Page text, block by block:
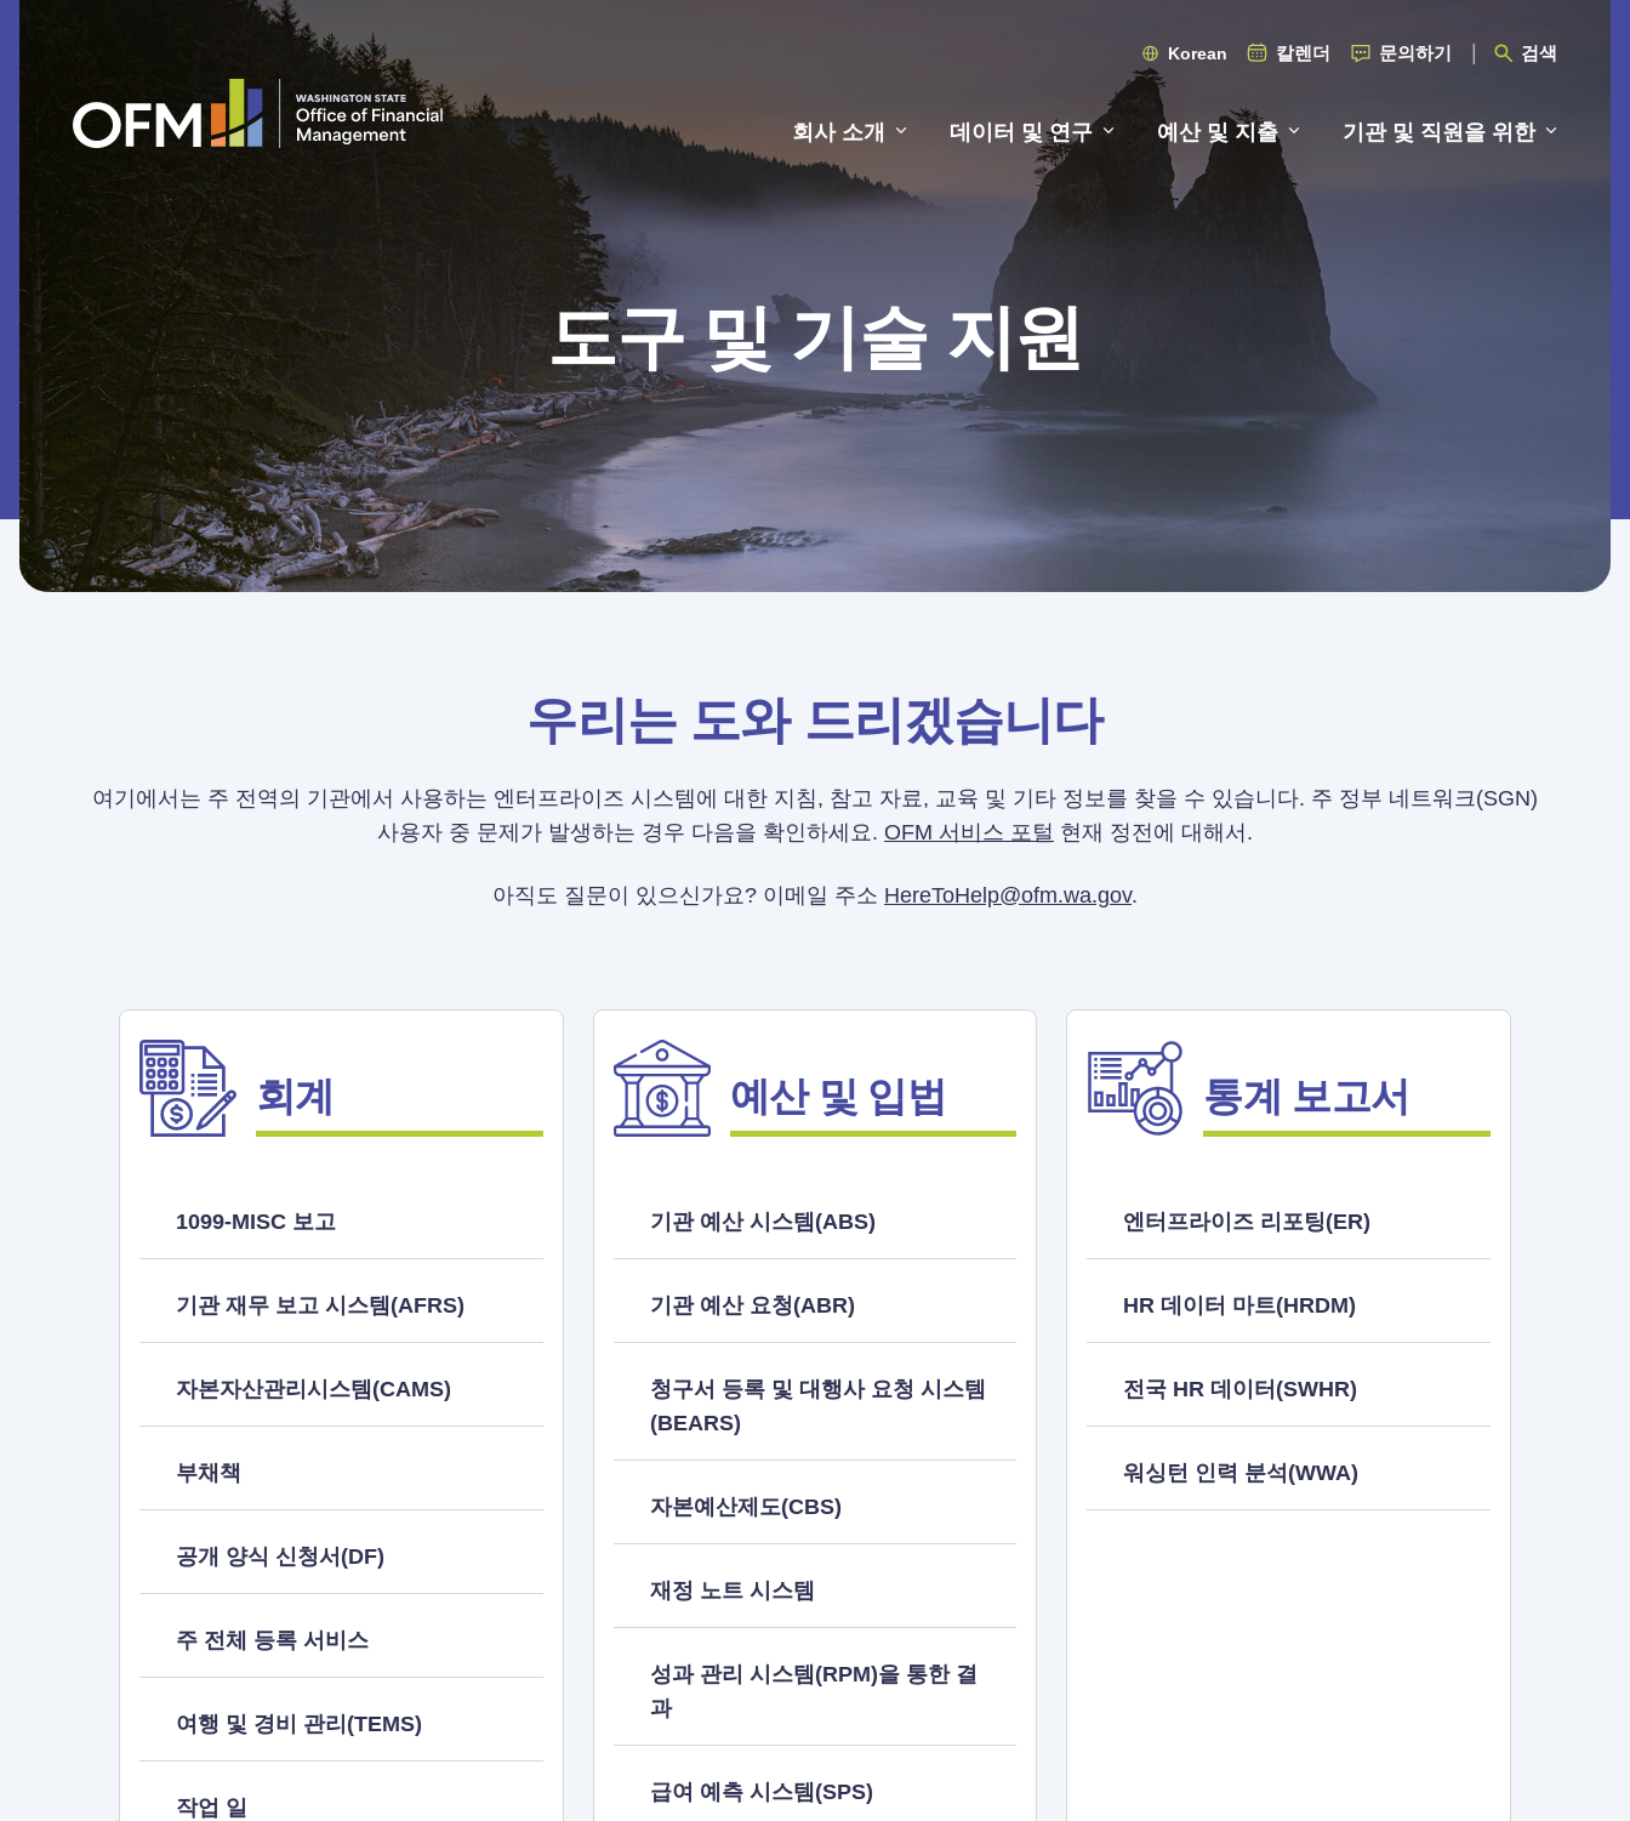
Korean 칼렌더 문의하기 검색
회사 소개 데이터 및 연구 예산 및 지출 기관 및 직원을 위한
도구 및 기술 지원
우리는 도와 드리겠습니다
여기에서는 주 전역의 기관에서 사용하는 엔터프라이즈 시스템에 대한 지침, 참고 자료, 교육 및 기타 정보를 찾을 수 있습니다. 주 정부 네트워크(SGN)
사용자 중 문제가 발생하는 경우 다음을 확인하세요. OFM 서비스 포털 현재 정전에 대해서.
아직도 질문이 있으신가요? 이메일 주소 HereToHelp@ofm.wa.gov.
회계
1099-MISC 보고
기관 재무 보고 시스템(AFRS)
자본자산관리시스템(CAMS)
부채책
공개 양식 신청서(DF)
주 전체 등록 서비스
여행 및 경비 관리(TEMS)
작업 일
예산 및 입법
기관 예산 시스템(ABS)
기관 예산 요청(ABR)
청구서 등록 및 대행사 요청 시스템
(BEARS)
자본예산제도(CBS)
재정 노트 시스템
성과 관리 시스템(RPM)을 통한 결
과
급여 예측 시스템(SPS)
통계 보고서
엔터프라이즈 리포팅(ER)
HR 데이터 마트(HRDM)
전국 HR 데이터(SWHR)
워싱턴 인력 분석(WWA)